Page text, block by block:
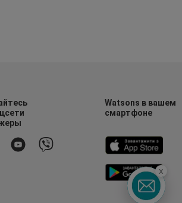
Watsons в вашем
смартфоне
x